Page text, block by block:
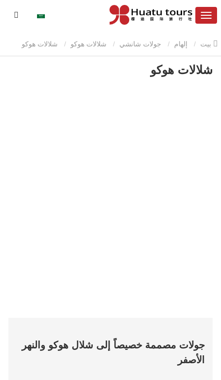
إلهام جولات شانشي شلالات هوكو
شلالات هوكو
جولات مصممة خصيصاً إلى شلال هوكو والنهر
الأصفر